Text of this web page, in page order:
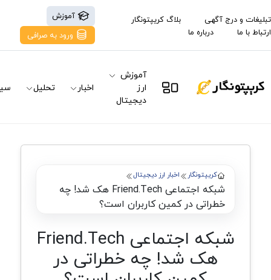
تبلیغات و درج آگهی
بلاگ کریپتونگار
ارتباط با ما
درباره ما
آموزش
ورود به صرافی
آموزش
ارز
دیجیتال
اخبار تحلیل
کریپتونگار اخبار ارز دیجیتال
شبکه اجتماعی Friend.Tech هک شد! چه
خطراتی در کمین کاربران است؟
شبکه اجتماعی Friend.Tech
هک شد! چه خطراتی در